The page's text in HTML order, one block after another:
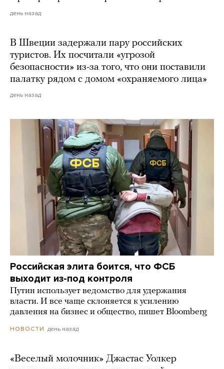
день назад
В Швеции задержали пару российских
туристов. Их посчитали «угрозой
безопасности» из-за того, что они поставили
палатку рядом с домом «охраняемого лица»
день назад
Российская элита боится, что ФСБ
выходит из-под контроля
Путин использует ведомство для удержания
власти. И все чаще склоняется к усилению
давления на бизнес и общество, пишет Bloomberg
НОВОСТИ день назад
«Веселый молочник» Джастас Уолкер